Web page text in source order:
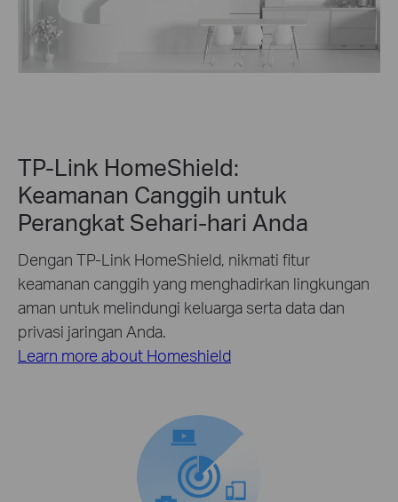
TP-Link HomeShield:
Keamanan Canggih untuk
Perangkat Sehari-hari Anda
Dengan TP-Link HomeShield, nikmati fitur
keamanan canggih yang menghadirkan lingkungan
aman untuk melindungi keluarga serta data dan
privasi jaringan Anda.
Learn more about Homeshield